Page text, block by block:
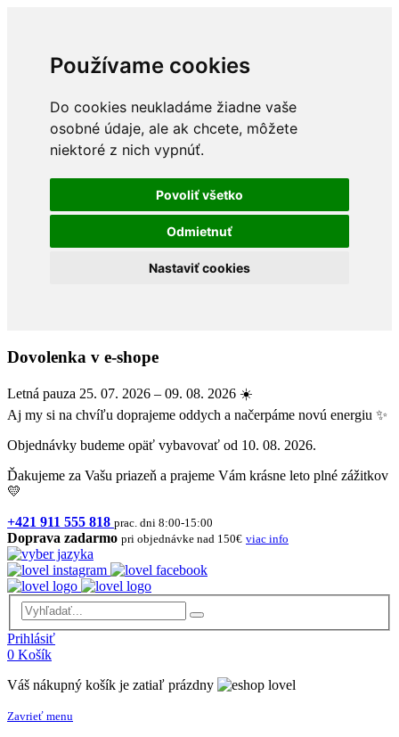
Používame cookies
Do cookies neukladáme žiadne vaše
osobné údaje, ale ak chcete, môžete
niektoré z nich vypnúť.
Povoliť všetko
Odmietnuť
Nastaviť cookies
Dovolenka v e-shope
Letná pauza 25. 07. 2026 – 09. 08. 2026 ☀️
Aj my si na chvíľu doprajeme oddych a načerpáme novú energiu ✨
Objednávky budeme opäť vybavovať od 10. 08. 2026.
Ďakujeme za Vašu priazeň a prajeme Vám krásne leto plné zážitkov
💛
+421 911 555 818 prac. dni 8:00-15:00
Doprava zadarmo pri objednávke nad 150€ viac info
Prihlásiť
0 Košík
Váš nákupný košík je zatiaľ prázdny
Zavrieť menu